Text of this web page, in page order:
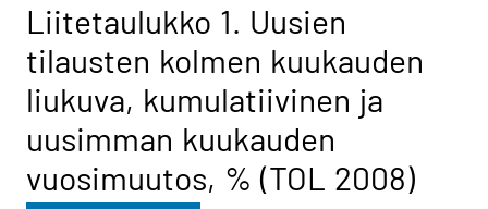
Liitetaulukko 1. Uusien
tilausten kolmen kuukauden
liukuva, kumulatiivinen ja
uusimman kuukauden
vuosimuutos, % (TOL 2008)